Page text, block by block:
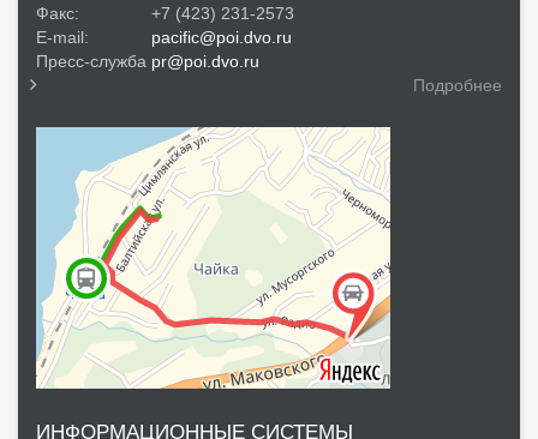
Факс:
+7 (423) 231-2573
E-mail:
pacific@poi.dvo.ru
Пресс-служба pr@poi.dvo.ru
Подробнее
ИНФОРМАЦИОННЫЕ СИСТЕМЫ